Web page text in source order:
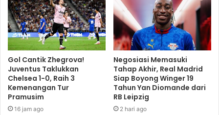
Gol Cantik Zhegrova!
Juventus Taklukkan
Chelsea 1-0, Raih 3
Kemenangan Tur
Pramusim
16 jam ago
Negosiasi Memasuki
Tahap Akhir, Real Madrid
Siap Boyong Winger 19
Tahun Yan Diomande dari
RB Leipzig
2 hari ago